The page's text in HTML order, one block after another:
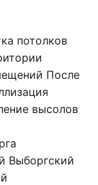
потолков
После
высолов
Выборгский